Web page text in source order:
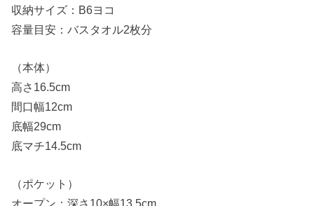
収納サイズ：B6ヨコ
容量目安：バスタオル2枚分
（本体）
高さ16.5cm
間口幅12cm
底幅29cm
底マチ14.5cm
（ポケット）
オープン：深さ10×幅13.5cm